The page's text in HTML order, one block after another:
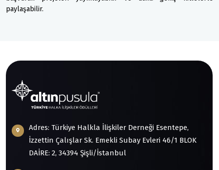
paylaşabilir.
Adres: Türkiye Halkla İlişkiler Derneği Esentepe,
İzzettin Çalışlar Sk. Emekli Subay Evleri 46/1 BLOK
DAİRE: 2, 34394 Şişli/İstanbul